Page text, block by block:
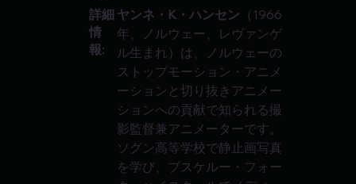
詳細
情
報:
ヤンネ・K・ハンセン （1966
年、ノルウェー、レヴァンゲ
ル生まれ）は、ノルウェーの
ストップモーション・アニメ
ーションと切り抜きアニメー
ションへの貢献で知られる撮
影監督兼アニメーターです。
ソグン高等学校で静止画写真
を学び、ブスケルー・フォー